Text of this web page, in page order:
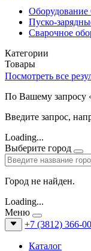
Оборудование
Пуско-
Сварочное
Категории
Товары
Посмотреть все
По Вашему запросу
Введите запрос,
Loading...
Выберите город
Город не найден.
Loading...
Меню
+7 (3812) 366-
Каталог